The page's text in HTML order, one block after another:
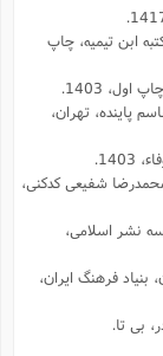
ابن تیمیه، چاپ
پاینده، تهران،
شفیعى کدکنى،
نشر اسلامی،
فرهنگ ایران،